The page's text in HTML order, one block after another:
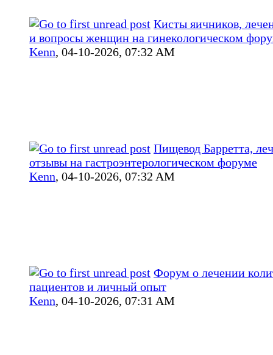
Кисты яичников,
и вопросы женщин на гинекологическом
Kenn, 04-10-2026, 07:32 AM
Пищевод Барретта,
отзывы на гастроэнтерологическом форуме
Kenn, 04-10-2026, 07:32 AM
Форум о лечении
пациентов и личный опыт
Kenn, 04-10-2026, 07:31 AM